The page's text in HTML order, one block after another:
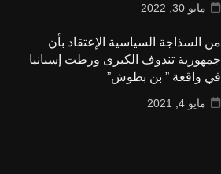
مايو 30, 2022
من السذاجة السياسية الإعتقاد بأن
جمهورية تندوف الكبرى ورطت إسبانيا
في واقعة ” بن بطوش”
مايو 4, 2021